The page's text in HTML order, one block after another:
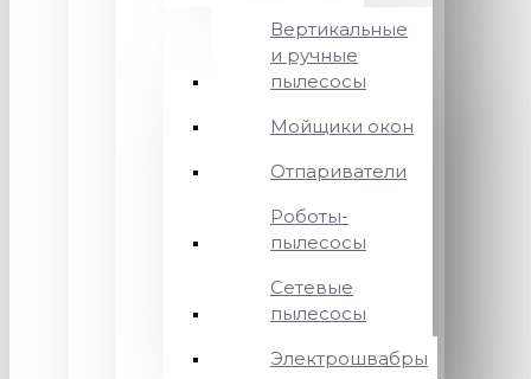
Вертикальные
и ручные
пылесосы
Мойщики окон
Отпариватели
Роботы-
пылесосы
Сетевые
пылесосы
Электрошвабры